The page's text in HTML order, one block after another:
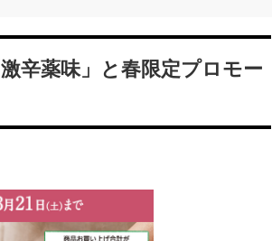
辛薬味」と春限定プロモー